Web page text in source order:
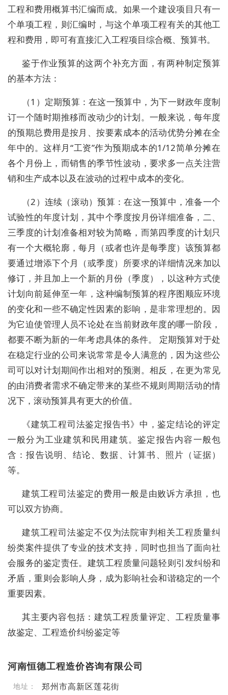
工程和费用概算书汇编而成。如果一个建设项目只有一
个单项工程，则汇编时，与这个单项工程有关的其他工
程和费用，即可有直接汇入工程项目综合概、预算书。
鉴于作业预算的这两个补充方面，有两种制定预算
的基本方法：
（1）定期预算：在这一预算中，为下一财政年度制
订一个随时期推移而改动少的计划。一般来说，每年度
的预期总费用是按月、按要素成本的活动优势分摊在全
年中的。这样月“工资”作为预期成本的1/12简单分摊在
各个月份上，而销售的季节性波动，要求多一点关注营
销和生产成本以及在波动的过程中成本的变化。
（2）连续（滚动）预算：在这一预算中，准备一个
试验性的年度计划，其中个季度按月份详细准备，二、
三季度的计划准备相对较为简略，而第四季度的计划只
有一个大概轮廓，每月（或者也许是每季度）该预算都
要通过增添下个月（或季度）所要求的详细情况来加以
修订，并且加上一个新的月份（季度），以这种方式使
计划向前延伸至一年，这种编制预算的程序图顺应环境
的变化和一些不确定性因素的影响，是非常理想的。因
为它迫使管理人员不论处在当前财政年度的哪一阶段，
都要不断为新的一年考虑具体的条件。 定期预算对于处
在稳定行业的公司来说常常是令人满意的，因为这些公
司可以对计划期间作出相对的预测。相反，在更为常见
的由消费者需求不确定带来的某些不规则周期活动的情
况下，滚动预算具有更大的价值。
《建筑工程司法鉴定报告书》中，鉴定结论的评定
一般分为工业建筑和民用建筑。鉴定报告内容一般包
含：报告说明、结论、数据、计算书、照片（证据）
等。
建筑工程司法鉴定的费用一般是由败诉方承担，也
可以双方协商。
建筑工程司法鉴定不仅为法院审判相关工程质量纠
纷类案件提供了专业的技术支持，同时也担当了面向社
会服务的鉴定责任。建筑工程质量问题轻则引发纠纷和
矛盾，重则会影响人身，成为影响社会和谐稳定的一个
重要因素。
其主要内容包括：建筑工程质量评定、工程质量事
故鉴定、工程造价纠纷鉴定等
河南恒德工程造价咨询有限公司
地址： 郑州市高新区莲花街